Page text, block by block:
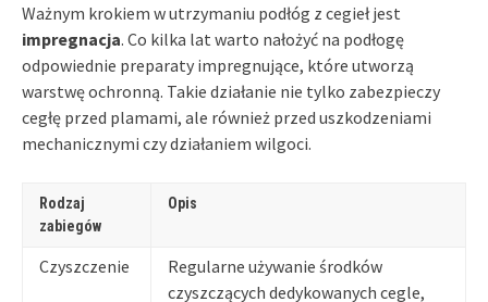
Ważnym krokiem w utrzymaniu podłóg z cegieł jest
impregnacja. Co kilka lat warto nałożyć na podłogę
odpowiednie preparaty impregnujące, które utworzą
warstwę ochronną. Takie działanie nie tylko zabezpieczy
cegłę przed plamami, ale również przed uszkodzeniami
mechanicznymi czy działaniem wilgoci.
Rodzaj
zabiegów
Opis
Czyszczenie
Regularne używanie środków
czyszczących dedykowanych cegle,